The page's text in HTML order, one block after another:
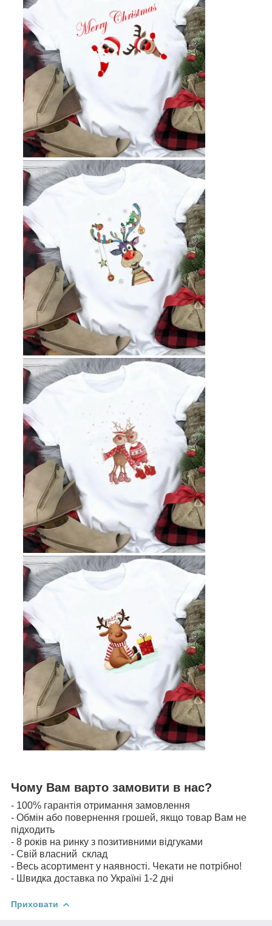
Чому Вам варто замовити в нас?
- 100% гарантія отримання замовлення
- Обмін або повернення грошей, якщо товар Вам не
підходить
- 8 років на ринку з позитивними відгуками
- Свій власний склад
- Весь асортимент у наявності. Чекати не потрібно!
- Швидка доставка по Україні 1-2 дні
Приховати